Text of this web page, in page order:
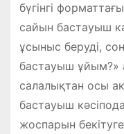
бүгінгі
сайын бастауыш
ұсыныс беруді,
бастауыш ұйым?»
салалықтан осы
бастауыш
жоспарын